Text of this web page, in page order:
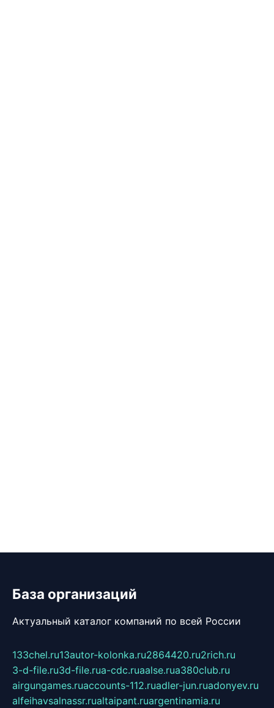
База организаций
Актуальный каталог компаний по всей России
133chel.ru13autor-kolonka.ru2864420.ru2rich.ru
3-d-file.ru3d-file.rua-cdc.ruaalse.rua380club.ru
airgungames.ruaccounts-112.ruadler-jun.ruadonyev.ru
alfeihavsalnassr.rualtaipant.ruargentinamia.ru